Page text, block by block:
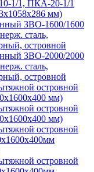
1/1, ПКА-20-1/1
мм)
ЗВО-1600/1600
сталь,
островной
ЗВО-2000/2000
сталь,
островной
островной
мм)
островной
мм)
островной
островной